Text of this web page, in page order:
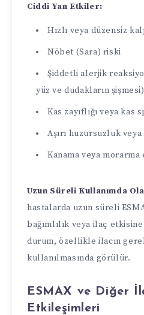
Ciddi Yan Etkiler:
Hızlı veya düzensiz
Nöbet (Sara) riski
Şiddetli alerjik
yüz ve dudakların şişmesi)
Kas zayıflığı veya kas
Aşırı huzursuzluk
Kanama veya morarma
Uzun Süreli Kullanımda
hastalarda uzun süreli
bağımlılık veya ilaç
durum, özellikle ilacın
kullanılmasında görülür.
ESMAX ve Diğer
Etkileşimleri